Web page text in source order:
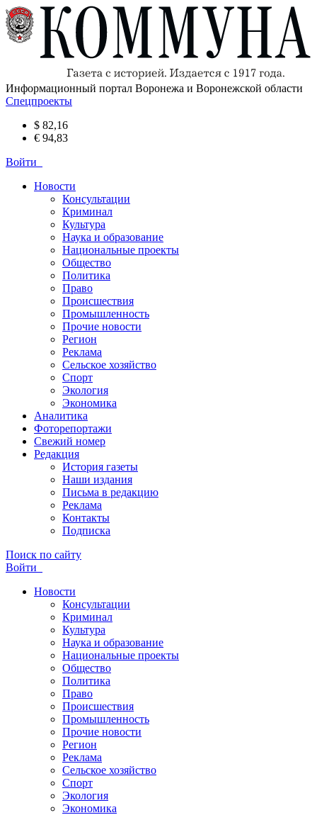
Информационный портал Воронежа и Воронежской области
Спецпроекты
$ 82,16
€ 94,83
Войти
Новости
Консультации
Криминал
Культура
Наука и образование
Национальные проекты
Общество
Политика
Право
Происшествия
Промышленность
Прочие новости
Регион
Реклама
Сельское хозяйство
Спорт
Экология
Экономика
Аналитика
Фоторепортажи
Свежий номер
Редакция
История газеты
Наши издания
Письма в редакцию
Реклама
Контакты
Подписка
Поиск по сайту
Войти
Новости
Консультации
Криминал
Культура
Наука и образование
Национальные проекты
Общество
Политика
Право
Происшествия
Промышленность
Прочие новости
Регион
Реклама
Сельское хозяйство
Спорт
Экология
Экономика